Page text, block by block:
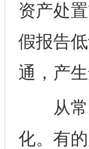
资产处
假报告
通，产
从常见
化。有